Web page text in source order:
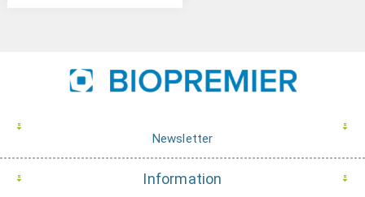
Newsletter
Information